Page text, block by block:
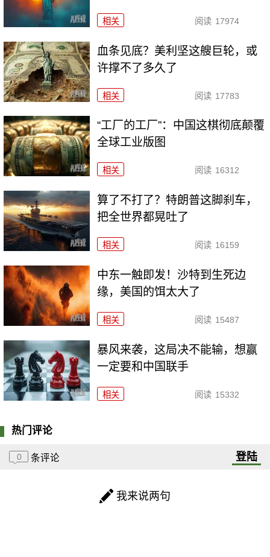
相关 阅读 17974
血条见底？美利坚这艘巨轮，或
许撑不了多久了
相关 阅读 17783
“工厂的工厂”：中国这棋彻底颠覆
全球工业版图
相关 阅读 16312
算了不打了？特朗普这脚刹车，
把全世界都晃吐了
相关 阅读 16159
中东一触即发！沙特到生死边
缘，美国的饵太大了
相关 阅读 15487
暴风来袭，这局决不能输，想赢
一定要和中国联手
相关 阅读 15332
热门评论
0 条评论 登陆
我来说两句